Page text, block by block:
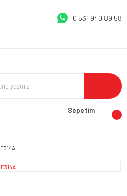
0 531 940 89 58
Sepetim